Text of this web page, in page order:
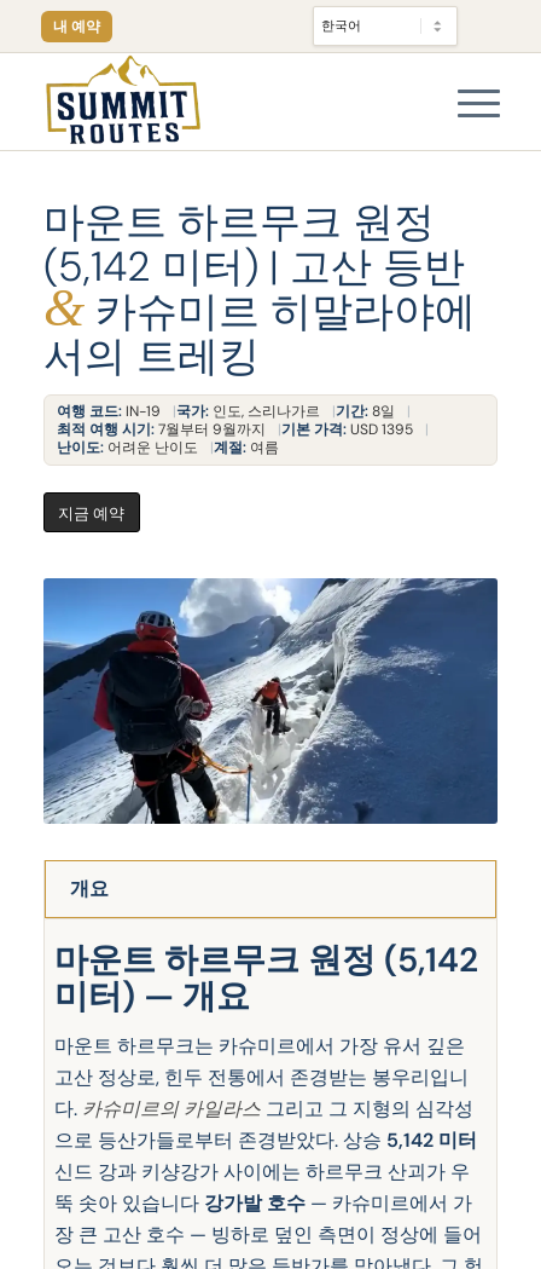
내 예약
마운트 하르무크 원정
(5,142 미터) | 고산 등반
&카슈미르 히말라야에
서의 트레킹
여행 코드: IN-19 국가: 인도, 스리나가르 기간:8일
최적 여행 시기:7월부터 9월까지 기본 가격:USD 1395
난이도: 어려운 난이도 계절: 여름
지금 예약
개요
마운트 하르무크 원정 (5,142
미터) — 개요
마운트 하르무크는 카슈미르에서 가장 유서 깊은
고산 정상로, 힌두 전통에서 존경받는 봉우리입니
다. 카슈미르의 카일라스그리고 그 지형의 심각성
으로 등산가들로부터 존경받았다. 상승 5,142 미터
신드 강과 키샹강가 사이에는 하르무크 산괴가 우
뚝 솟아 있습니다 강가발 호수— 카슈미르에서 가
장 큰 고산 호수 — 빙하로 덮인 측면이 정상에 들어